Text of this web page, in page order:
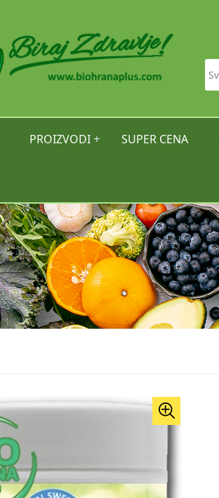
PROIZVODI+ SUPER CENA